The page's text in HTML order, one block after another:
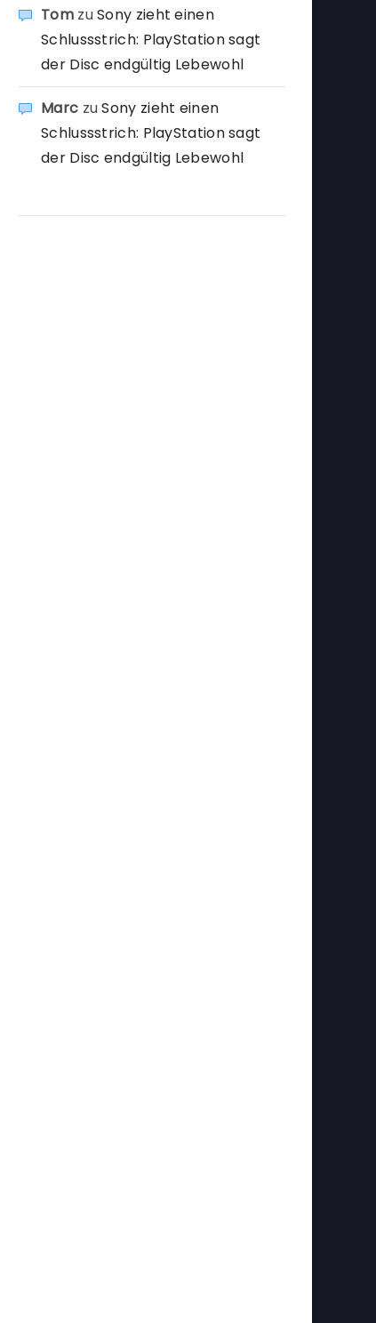
TomzuSony zieht einen
Schlussstrich: PlayStation sagt
der Disc endgültig Lebewohl
Marc zuSony zieht einen
Schlussstrich: PlayStation sagt
der Disc endgültig Lebewohl